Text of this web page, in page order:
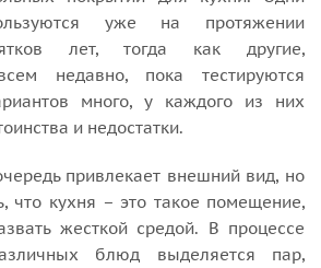
уже на протяжении
лет, тогда как другие,
недавно, пока тестируются
много, у каждого из них
и недостатки.
привлекает внешний вид, но
что кухня – это такое помещение,
жесткой средой. В процессе
блюд выделяется пар,